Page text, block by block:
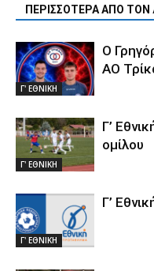
ΠΕΡΙΣΣΟΤΕΡΑ ΑΠΟ
Γ' ΕΘΝΙΚΗ
Ο
ΑΟ
Γ' ΕΘΝΙΚΗ
Γ’
ομίλου
Γ' ΕΘΝΙΚΗ
Γ’